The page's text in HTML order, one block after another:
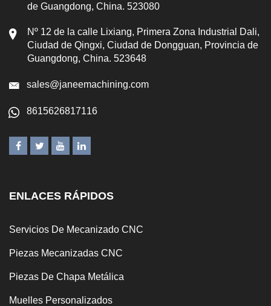
de Guangdong, China. 523080
Nº 12 de la calle Lixiang, Primera Zona Industrial Dali,
Ciudad de Qingxi, Ciudad de Dongguan, Provincia de
Guangdong, China. 523648
sales@janeemachining.com
8615626817116
ENLACES RÁPIDOS
Servicios De Mecanizado CNC
Piezas Mecanizadas CNC
Piezas De Chapa Metálica
Muelles Personalizados